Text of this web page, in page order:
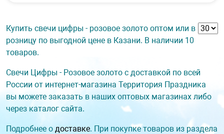
Купить свечи цифры - розовое золото оптом или в
розницу по выгодной цене в Казани. В наличии 10
товаров.
Свечи Цифры - Розовое золото с доставкой по всей
России от интернет-магазина Территория Праздника
вы можете заказать в наших оптовых магазинах либо
через каталог сайта.
Подробнее о доставке. При покупке товаров из раздела